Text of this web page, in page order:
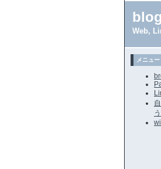
Web,
メニュー
う